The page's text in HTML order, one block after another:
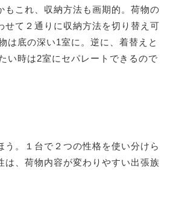
もこれ、収納方法も画期的。荷物の
せて２通りに収納方法を切り替え可
は底の深い1室に。逆に、着替えと
い時は2室にセパレートできるので
う。１台で２つの性格を使い分けら
は、荷物内容が変わりやすい出張族